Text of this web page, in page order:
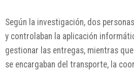
Según la investigación, dos
y controlaban la aplicación
gestionar las entregas, mientras
se encargaban del transporte, la